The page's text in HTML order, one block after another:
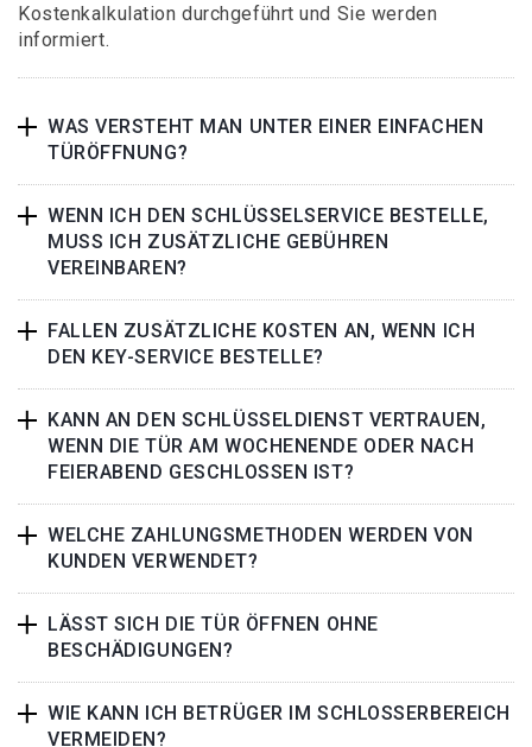
Kostenkalkulation durchgeführt und Sie werden
informiert.
WAS VERSTEHT MAN UNTER EINER EINFACHEN
TÜRÖFFNUNG?
WENN ICH DEN SCHLÜSSELSERVICE BESTELLE,
MUSS ICH ZUSÄTZLICHE GEBÜHREN
VEREINBAREN?
FALLEN ZUSÄTZLICHE KOSTEN AN, WENN ICH
DEN KEY-SERVICE BESTELLE?
KANN AN DEN SCHLÜSSELDIENST VERTRAUEN,
WENN DIE TÜR AM WOCHENENDE ODER NACH
FEIERABEND GESCHLOSSEN IST?
WELCHE ZAHLUNGSMETHODEN WERDEN VON
KUNDEN VERWENDET?
LÄSST SICH DIE TÜR ÖFFNEN OHNE
BESCHÄDIGUNGEN?
WIE KANN ICH BETRÜGER IM SCHLOSSERBEREICH
VERMEIDEN?